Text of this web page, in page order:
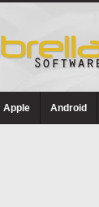
Apple Android